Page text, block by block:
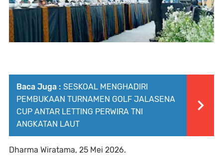
Baca Juga : SESKOAL MENGHADIRI
PEMBUKAAN TURNAMEN GOLF JALASENA
CUP ANTAR LETTING PERWIRA TNI
ANGKATAN LAUT
Dharma Wiratama, 25 Mei 2026.